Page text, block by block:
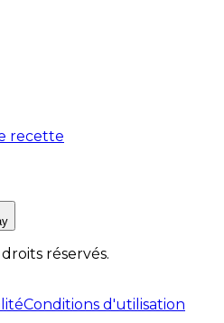
recette
réservés.
Conditions d'utilisation